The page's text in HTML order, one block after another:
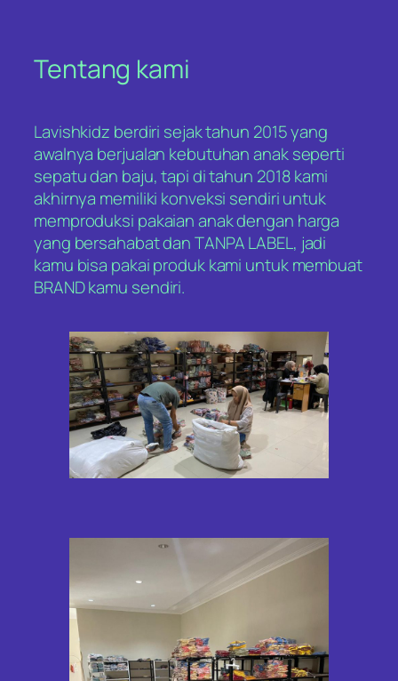
Tentang kami
Lavishkidz berdiri sejak tahun 2015 yang
awalnya berjualan kebutuhan anak seperti
sepatu dan baju, tapi di tahun 2018 kami
akhirnya memiliki konveksi sendiri untuk
memproduksi pakaian anak dengan harga
yang bersahabat dan TANPA LABEL, jadi
kamu bisa pakai produk kami untuk membuat
BRAND kamu sendiri.